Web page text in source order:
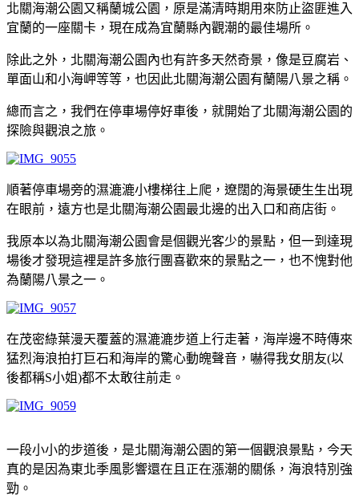
北關海潮公園又稱蘭城公園，原是滿清時期用來防止盜匪進入
宜蘭的一座關卡，現在成為宜蘭縣內觀潮的最佳場所。
除此之外，北關海潮公園內也有許多天然奇景，像是豆腐岩、
單面山和小海岬等等，也因此北關海潮公園有蘭陽八景之稱。
總而言之，我們在停車場停好車後，就開始了北關海潮公園的
探險與觀浪之旅。
順著停車場旁的濕漉漉小樓梯往上爬，遼闊的海景硬生生出現
在眼前，遠方也是北關海潮公園最北邊的出入口和商店街。
我原本以為北關海潮公園會是個觀光客少的景點，但一到達現
場後才發現這裡是許多旅行團喜歡來的景點之一，也不愧對他
為蘭陽八景之一。
在茂密綠葉漫天覆蓋的濕漉漉步道上行走著，海岸邊不時傳來
猛烈海浪拍打巨石和海岸的驚心動魄聲音，嚇得我女朋友(以
後都稱S小姐)都不太敢往前走。
一段小小的步道後，是北關海潮公園的第一個觀浪景點，今天
真的是因為東北季風影響還在且正在漲潮的關係，海浪特別強
勁。